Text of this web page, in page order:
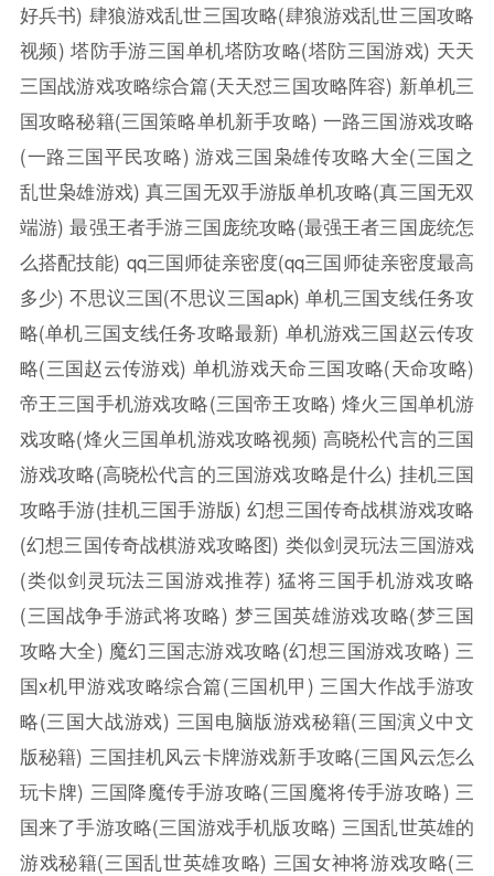
好兵书) 肆狼游戏乱世三国攻略(肆狼游戏乱世三国攻略
视频) 塔防手游三国单机塔防攻略(塔防三国游戏) 天天
三国战游戏攻略综合篇(天天怼三国攻略阵容) 新单机三
国攻略秘籍(三国策略单机新手攻略) 一路三国游戏攻略
(一路三国平民攻略) 游戏三国枭雄传攻略大全(三国之
乱世枭雄游戏) 真三国无双手游版单机攻略(真三国无双
端游) 最强王者手游三国庞统攻略(最强王者三国庞统怎
么搭配技能) qq三国师徒亲密度(qq三国师徒亲密度最高
多少) 不思议三国(不思议三国apk) 单机三国支线任务攻
略(单机三国支线任务攻略最新) 单机游戏三国赵云传攻
略(三国赵云传游戏) 单机游戏天命三国攻略(天命攻略)
帝王三国手机游戏攻略(三国帝王攻略) 烽火三国单机游
戏攻略(烽火三国单机游戏攻略视频) 高晓松代言的三国
游戏攻略(高晓松代言的三国游戏攻略是什么) 挂机三国
攻略手游(挂机三国手游版) 幻想三国传奇战棋游戏攻略
(幻想三国传奇战棋游戏攻略图) 类似剑灵玩法三国游戏
(类似剑灵玩法三国游戏推荐) 猛将三国手机游戏攻略
(三国战争手游武将攻略) 梦三国英雄游戏攻略(梦三国
攻略大全) 魔幻三国志游戏攻略(幻想三国游戏攻略) 三
国x机甲游戏攻略综合篇(三国机甲) 三国大作战手游攻
略(三国大战游戏) 三国电脑版游戏秘籍(三国演义中文
版秘籍) 三国挂机风云卡牌游戏新手攻略(三国风云怎么
玩卡牌) 三国降魔传手游攻略(三国魔将传手游攻略) 三
国来了手游攻略(三国游戏手机版攻略) 三国乱世英雄的
游戏秘籍(三国乱世英雄攻略) 三国女神将游戏攻略(三